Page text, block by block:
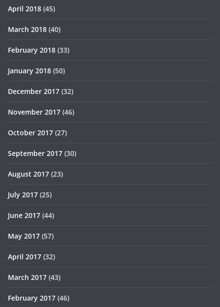
April 2018 (45)
March 2018 (40)
February 2018 (33)
January 2018 (50)
December 2017 (32)
November 2017 (46)
October 2017 (27)
September 2017 (30)
August 2017 (23)
July 2017 (25)
June 2017 (44)
May 2017 (57)
April 2017 (32)
March 2017 (43)
February 2017 (46)